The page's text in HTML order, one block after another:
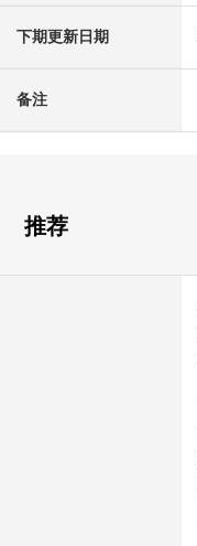
下期更新日期
备注
推荐